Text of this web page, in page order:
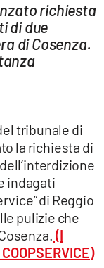
richiesta
di due
di Cosenza.
tribunale di
la richiesta di
indagati
di Reggio
pulizie che
(I